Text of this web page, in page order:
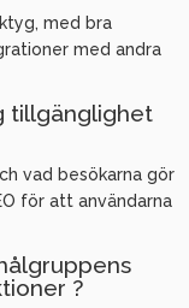
med bra
med andra
tillgänglighet
vad besökarna gör
för att användarna
?